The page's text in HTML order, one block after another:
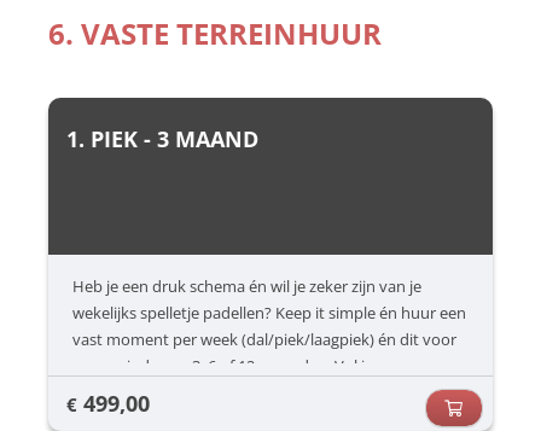
6. VASTE TERREINHUUR
1. PIEK - 3 MAAND
Heb je een druk schema én wil je zeker zijn van je
wekelijks spelletje padellen? Keep it simple én huur een
vast moment per week (dal/piek/laagpiek) én dit voor
een periode van 3, 6 of 12 maanden. Vul jouw
voorkeuren in (dag/uur) en dan zorgen wij voor de rest.
€ 499,00